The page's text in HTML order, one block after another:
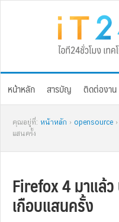
หน้าหลัก สารบัญ ติดต่องาน
คุณอยู่ที่: หน้าหลัก › opensource
แสนครั้ง
Firefox 4 มาแล้ว
เกือบแสนครั้ง